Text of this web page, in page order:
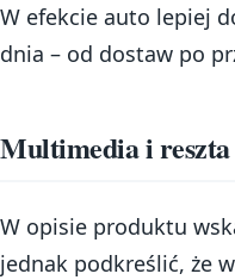
W efekcie auto lepiej
dnia – od dostaw po
Multimedia i reszta
W opisie produktu
jednak podkreślić, że